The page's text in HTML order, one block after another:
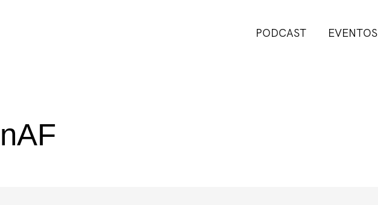
PODCAST EVENTOS